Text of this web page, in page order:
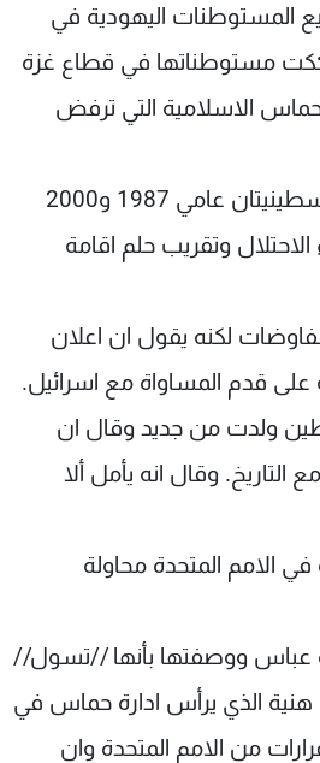
المستوطنات اليهودية في
مستوطناتها في قطاع غزة
حماس الاسلامية التي ترفض
واندلعت انتفاضتان فلسطينيتان عامي 1987 و2000
وتقريب حلم اقامة
لكنه يقول ان اعلان
قدم المساواة مع اسرائيل.
ولدت من جديد وقال ان
وقال انه يأمل ألا
في الامم المتحدة محاولة
ووصفتها بأنها //تسول//
هنية الذي يرأس ادارة حماس في
من الامم المتحدة وان